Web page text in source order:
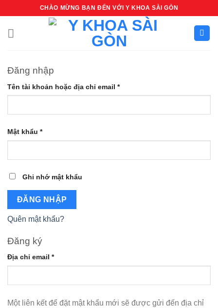
qua
nội
CHÀO MỪNG BẠN ĐẾN VỚI Y KHOA SÀI GÒN
Đăng nhập
Tên tài khoản hoặc địa chỉ email *Bắt
buộc
Mật khẩu *Bắt
buộc
Ghi nhớ mật khẩu
ĐĂNG NHẬP
Quên mật khẩu?
Đăng ký
Địa chỉ email *Bắt
buộc
Một liên kết để đặt mật khẩu mới sẽ được gửi đến địa chỉ